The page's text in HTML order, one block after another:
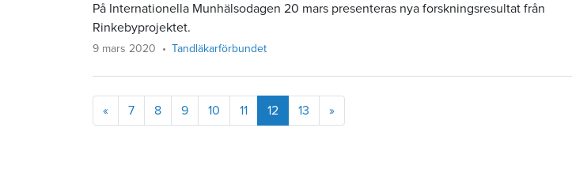
På Internationella Munhälsodagen 20 mars presenteras nya forskningsresultat från
Rinkebyprojektet.
9 mars 2020 Tandläkarförbundet
«Föregående
7 8 9 10 11 12 13 »Nästa